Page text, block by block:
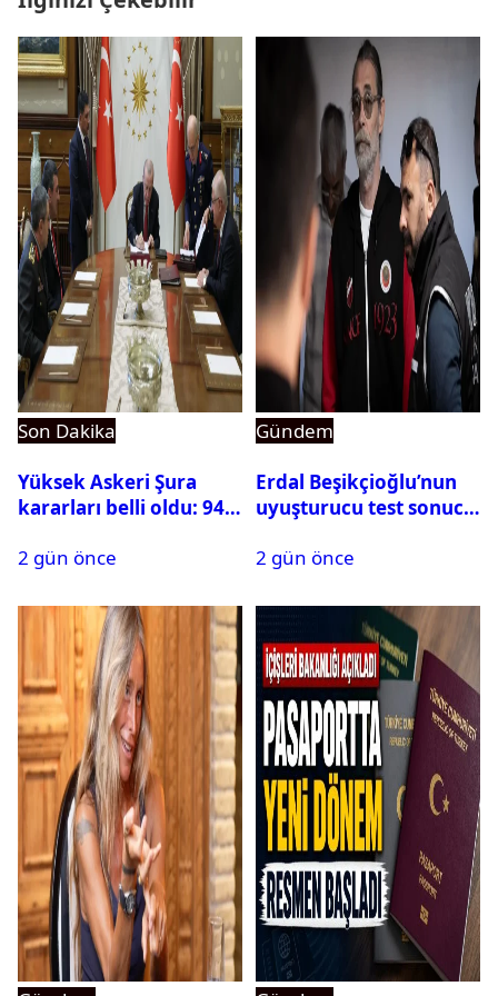
Son Dakika
Yüksek Askeri Şura
kararları belli oldu: 94
2 gün önce
Gündem
Erdal Beşikçioğlu’nun
uyuşturucu test sonucu
2 gün önce